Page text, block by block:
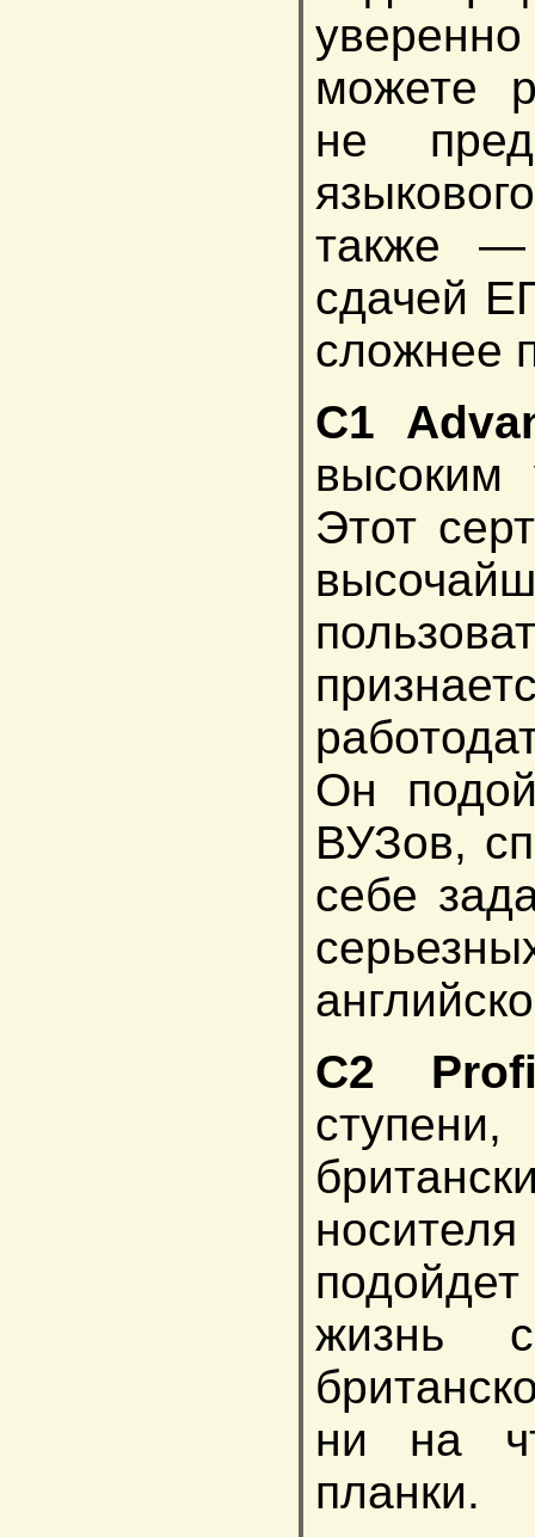
можете
не
также —
сдачей
сложнее
C1
высоким
Этот
Он
ВУЗов,
себе
C2
жизнь
ни на
планки.